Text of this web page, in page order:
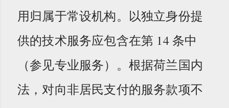
用归属于常设机构。以独立身份提
供的技术服务应包含在第 14 条中
（参见专业服务）。根据荷兰国内
法，对向非居民支付的服务款项不